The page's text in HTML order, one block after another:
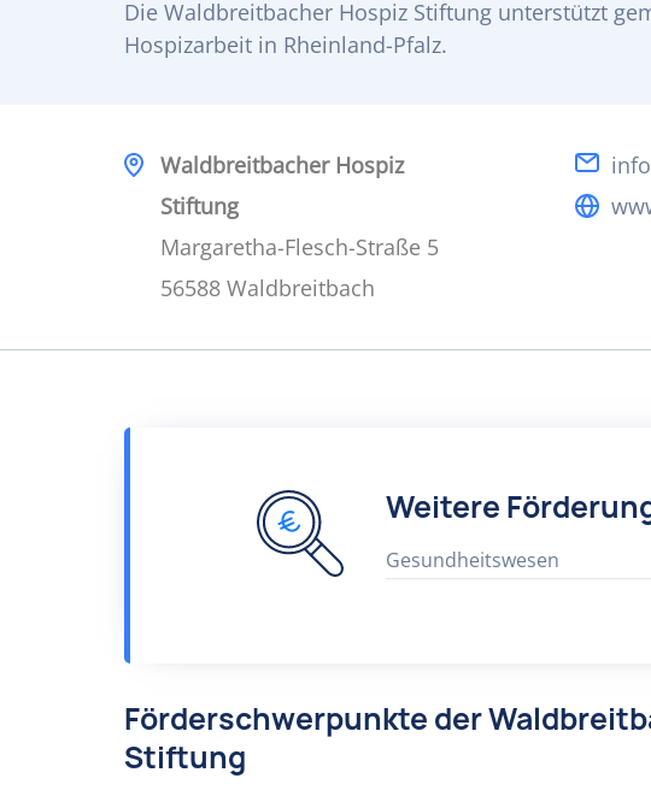
Die Waldbreitbacher Hospiz Stiftung unterstützt
Hospizarbeit in Rheinland-Pfalz.
Waldbreitbacher Hospiz
Stiftung
Margaretha-Flesch-Straße 5
56588 Waldbreitbach
Weitere
Gesundheitswesen
Förderschwerpunkte der
Stiftung